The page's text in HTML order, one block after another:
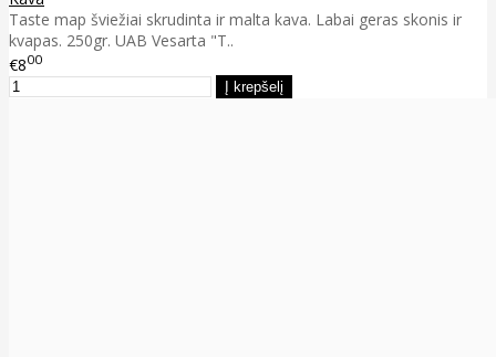
Taste map šviežiai skrudinta ir malta kava. Labai geras skonis ir
kvapas. 250gr. UAB Vesarta "T..
€800